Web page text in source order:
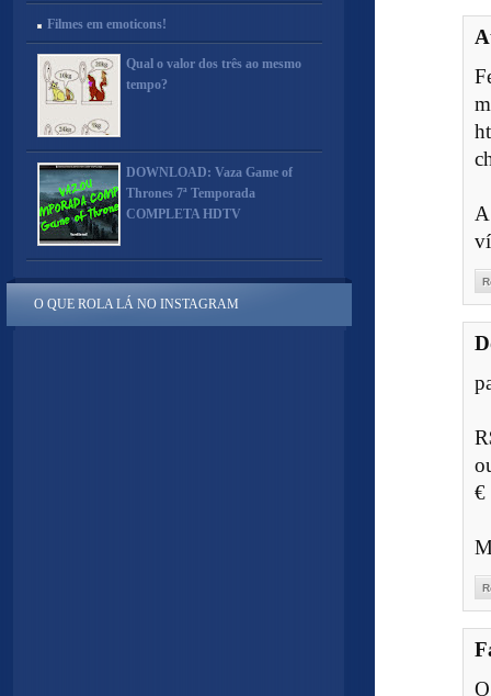
€
Filmes em emoticons!
Qual o valor dos três ao mesmo
tempo?
DOWNLOAD: Vaza Game of
Thrones 7ª Temporada
COMPLETA HDTV
O QUE ROLA LÁ NO INSTAGRAM